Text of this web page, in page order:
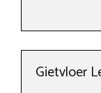
Gietvloer